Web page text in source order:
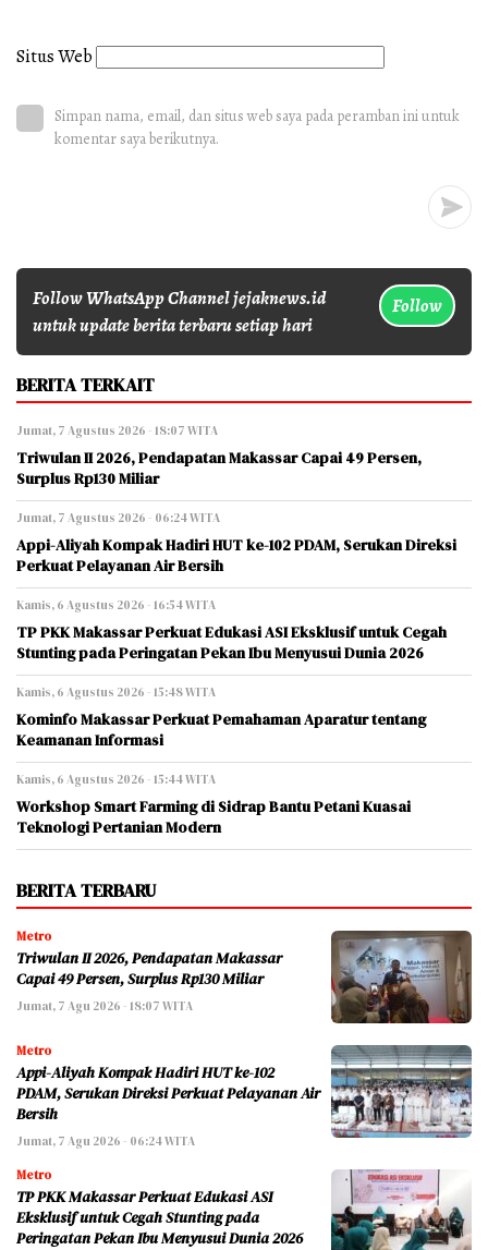
Situs Web
Simpan nama, email, dan situs web saya pada peramban ini untuk
komentar saya berikutnya.
Follow WhatsApp Channel jejaknews.id
untuk update berita terbaru setiap hari
Follow
BERITA TERKAIT
Jumat, 7 Agustus 2026 - 18:07 WITA
Triwulan II 2026, Pendapatan Makassar Capai 49 Persen,
Surplus Rp130 Miliar
Jumat, 7 Agustus 2026 - 06:24 WITA
Appi-Aliyah Kompak Hadiri HUT ke-102 PDAM, Serukan Direksi
Perkuat Pelayanan Air Bersih
Kamis, 6 Agustus 2026 - 16:54 WITA
TP PKK Makassar Perkuat Edukasi ASI Eksklusif untuk Cegah
Stunting pada Peringatan Pekan Ibu Menyusui Dunia 2026
Kamis, 6 Agustus 2026 - 15:48 WITA
Kominfo Makassar Perkuat Pemahaman Aparatur tentang
Keamanan Informasi
Kamis, 6 Agustus 2026 - 15:44 WITA
Workshop Smart Farming di Sidrap Bantu Petani Kuasai
Teknologi Pertanian Modern
BERITA TERBARU
Metro
Triwulan II 2026, Pendapatan Makassar
Capai 49 Persen, Surplus Rp130 Miliar
Jumat, 7 Agu 2026 - 18:07 WITA
Metro
Appi-Aliyah Kompak Hadiri HUT ke-102
PDAM, Serukan Direksi Perkuat Pelayanan Air
Bersih
Jumat, 7 Agu 2026 - 06:24 WITA
Metro
TP PKK Makassar Perkuat Edukasi ASI
Eksklusif untuk Cegah Stunting pada
Peringatan Pekan Ibu Menyusui Dunia 2026